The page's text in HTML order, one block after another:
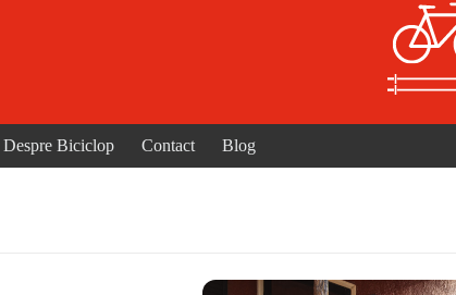
Despre Biciclop Contact Blog